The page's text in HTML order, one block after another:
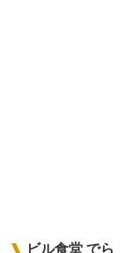
ビル食堂 でら